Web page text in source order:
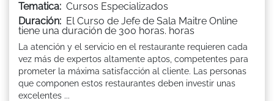
Tematica: Cursos Especializados
Duración: El Curso de Jefe de Sala Maitre Online
tiene una duración de 300 horas. horas
La atención y el servicio en el restaurante requieren cada
vez más de expertos altamente aptos, competentes para
prometer la máxima satisfacción al cliente. Las personas
que componen estos restaurantes deben investir unas
excelentes ...